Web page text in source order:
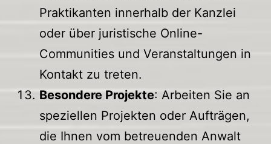
Praktikanten innerhalb der Kanzlei
oder über juristische Online-
Communities und Veranstaltungen in
Kontakt zu treten.
Besondere Projekte: Arbeiten Sie an
speziellen Projekten oder Aufträgen,
die Ihnen vom betreuenden Anwalt